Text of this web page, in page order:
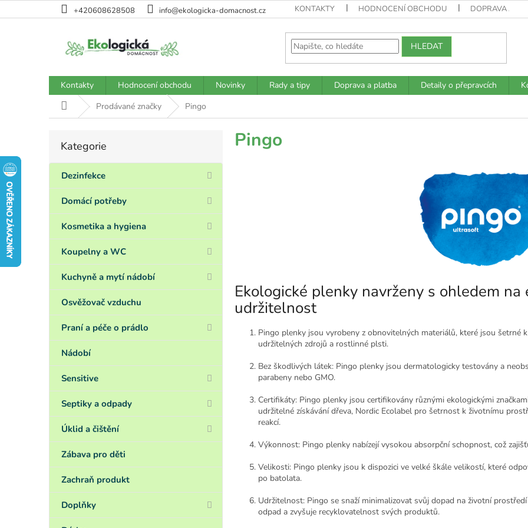
na
+420608628508 info@ekologicka-domacnost.cz KONTAKTY HODNOCENÍ OBCHODU DOPRAVA A
HLEDAT
Kontakty Hodnocení obchodu Novinky Rady a tipy Doprava a platba Detaily o přepravcích
Domů Prodávané značky Pingo
s
r
n
í
a
e
Přeskočit
Kategorie
Dezinfekce
Domácí potřeby
Kosmetika a hygiena
Koupelny a WC
Kuchyně a mytí nádobí
Osvěžovač vzduchu
Praní a péče o prádlo
Nádobí
Sensitive
Septiky a odpady
Úklid a čištění
Zábava pro děti
Zachraň produkt
Doplňky
Pingo
Ekologické plenky navrženy s ohledem na
udržitelnost
Pingo plenky jsou vyrobeny z obnovitelných materiálů, které jsou šetrné
udržitelných zdrojů a rostlinné plsti.
Bez škodlivých látek: Pingo plenky jsou dermatologicky testovány a
parabeny nebo GMO.
Certifikáty: Pingo plenky jsou certifikovány různými ekologickými
udržitelné získávání dřeva, Nordic Ecolabel pro šetrnost k životnímu
reakcí.
Výkonnost: Pingo plenky nabízejí vysokou absorpční schopnost, což
Velikosti: Pingo plenky jsou k dispozici ve velké škále velikostí, které
po batolata.
Udržitelnost: Pingo se snaží minimalizovat svůj dopad na životní
odpad a zvyšuje recyklovatelnost svých produktů.